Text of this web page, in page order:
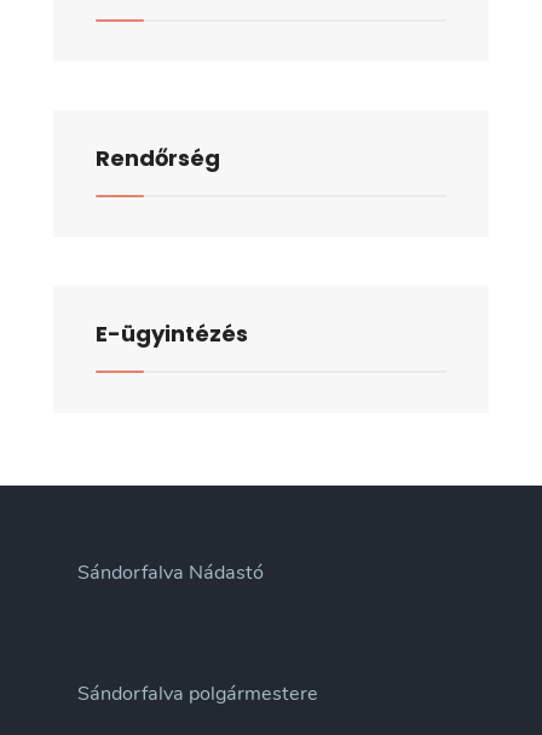
Rendőrség
E-ügyintézés
Sándorfalva Nádastó
Sándorfalva polgármestere